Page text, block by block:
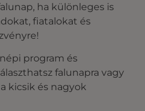
ha különleges is
fiatalokat és
program és
falunapra vagy
kicsik és nagyok